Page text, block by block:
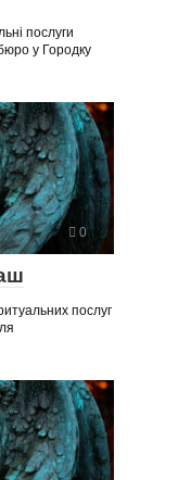
послуги
у Городку
0
послуг